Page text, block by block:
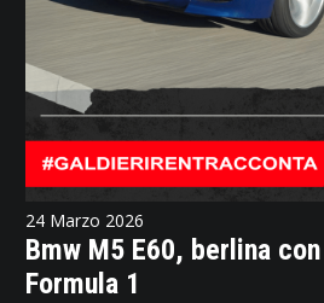
24 Marzo 2026
Bmw M5 E60, berlina
Formula 1